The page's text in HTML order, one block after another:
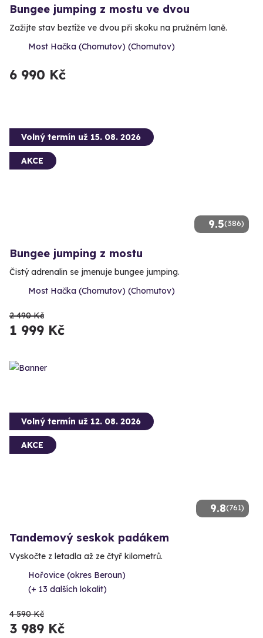
Bungee jumping z mostu ve dvou
Zažijte stav beztíže ve dvou při skoku na pružném laně.
Most Hačka (Chomutov) (Chomutov)
6 990 Kč
9.5(386)
Volný termín už 15. 08. 2026
AKCE
Bungee jumping z mostu
Čistý adrenalin se jmenuje bungee jumping.
Most Hačka (Chomutov) (Chomutov)
2 490 Kč
1 999 Kč
9.8(761)
Volný termín už 12. 08. 2026
AKCE
Tandemový seskok padákem
Vyskočte z letadla až ze čtyř kilometrů.
Hořovice (okres Beroun)
(+ 13 dalších lokalit)
4 590 Kč
3 989 Kč